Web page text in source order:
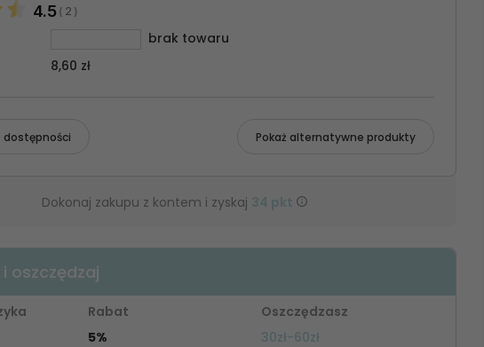
4.5 ( 2 )
brak towaru
8,60 zł
dostępności Pokaż alternatywne produkty
Dokonaj zakupu z kontem i zyskaj 34 pkt
oszczędzaj
Rabat
Oszczędzasz
5%
30zł-60zł